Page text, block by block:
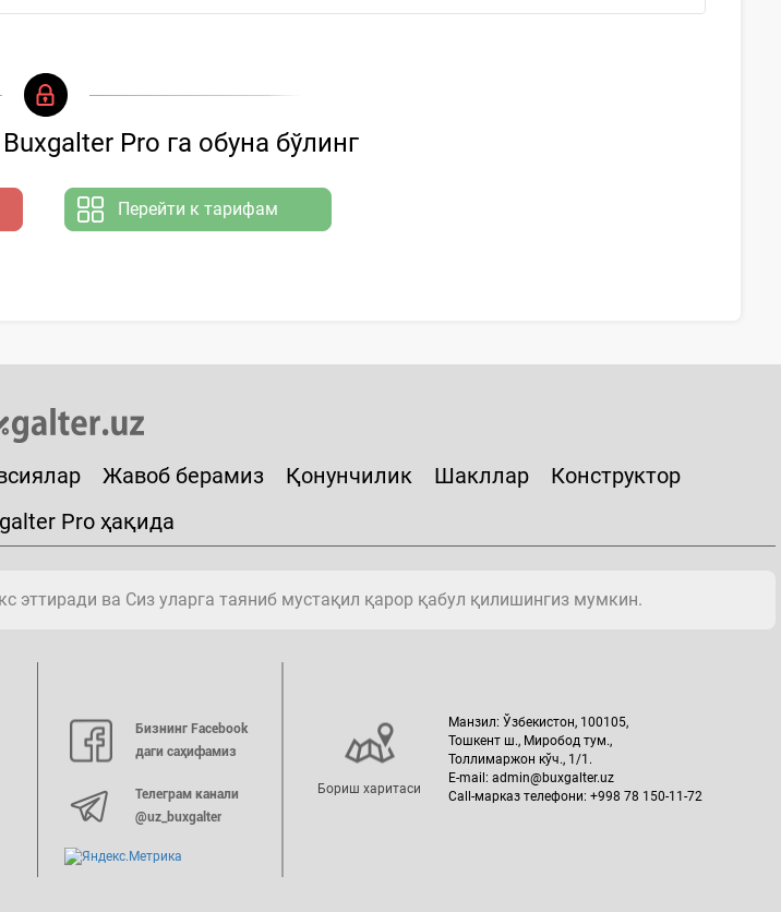
Pro га обуна бўлинг
Перейти к тарифам
Жавоб берамиз Қонунчилик Шакллар
Конструктор
Pro ҳақида
эттиради ва Сиз уларга таяниб мустақил қарор қабул қилишингиз мумкин.
Бизнинг Facebook
даги саҳифамиз
Телеграм канали
@uz_buxgalter
Бориш харитаси
Манзил: Ўзбекистон, 100105,
Тошкент ш., Миробод тум.,
Толлимаржон кўч., 1/1.
E-mail: admin@buxgalter.uz
Call-марказ телефони: +998 78 150-11-72